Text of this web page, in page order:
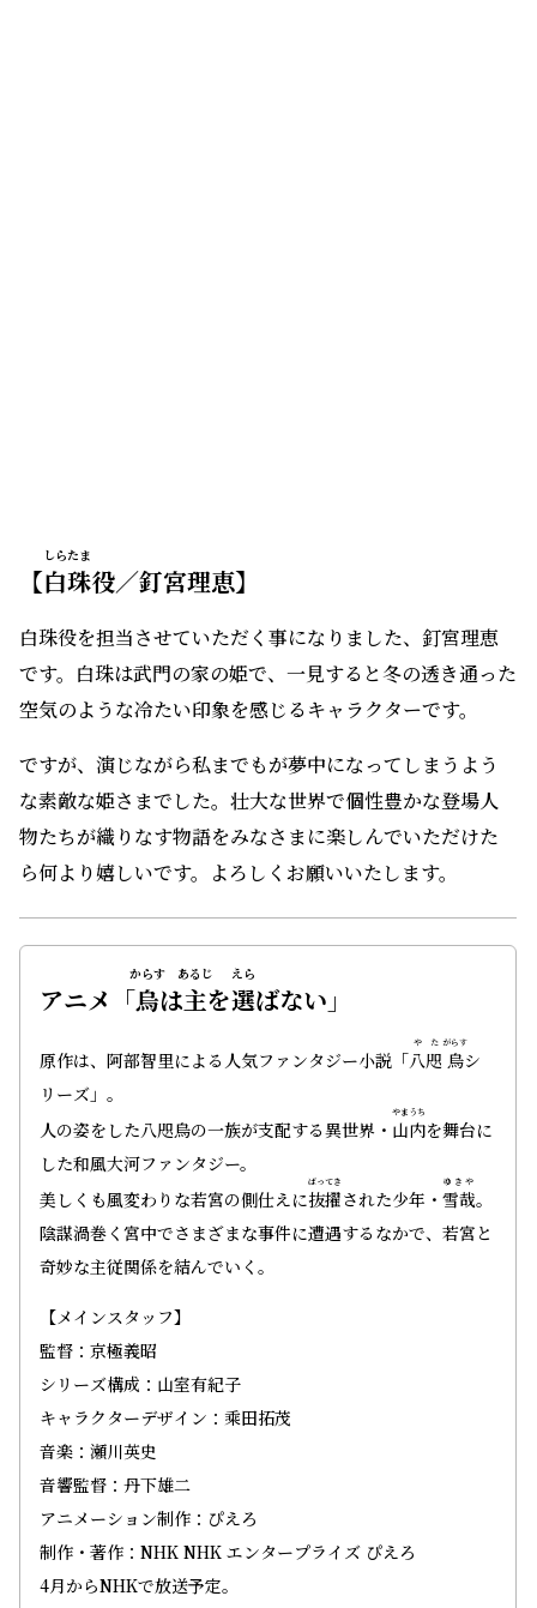
【白珠
しらたま
役／釘宮理恵】
白珠役を担当させていただく事になりました、釘宮理恵
です。白珠は武門の家の姫で、一見すると冬の透き通った
空気のような冷たい印象を感じるキャラクターです。
ですが、演じながら私までもが夢中になってしまうよう
な素敵な姫さまでした。壮大な世界で個性豊かな登場人
物たちが織りなす物語をみなさまに楽しんでいただけた
ら何より嬉しいです。よろしくお願いいたします。
アニメ「烏
からす
は主
あるじ
を選
えら
ばない」
原作は、阿部智里による人気ファンタジー小説「八
や
咫
た
烏
がらす
シ
リーズ」。
人の姿をした八咫烏の一族が支配する異世界・ 山内
やまうち
を舞台に
した和風大河ファンタジー。
美しくも風変わりな若宮の側仕えに抜擢
ばってき
された少年・ 雪哉
ゆきや
。
陰謀渦巻く宮中でさまざまな事件に遭遇するなかで、若宮と
奇妙な主従関係を結んでいく。
【メインスタッフ】
監督：京極義昭
シリーズ構成：山室有紀子
キャラクターデザイン：乘田拓茂
音楽：瀬川英史
音響監督：丹下雄二
アニメーション制作：ぴえろ
制作・著作：NHK NHK エンタープライズ ぴえろ
4月からNHKで放送予定。